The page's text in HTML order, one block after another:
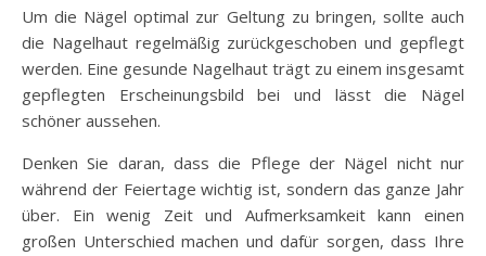
Um die Nägel optimal zur Geltung zu bringen, sollte auch
die Nagelhaut regelmäßig zurückgeschoben und gepflegt
werden. Eine gesunde Nagelhaut trägt zu einem insgesamt
gepflegten Erscheinungsbild bei und lässt die Nägel
schöner aussehen.
Denken Sie daran, dass die Pflege der Nägel nicht nur
während der Feiertage wichtig ist, sondern das ganze Jahr
über. Ein wenig Zeit und Aufmerksamkeit kann einen
großen Unterschied machen und dafür sorgen, dass Ihre